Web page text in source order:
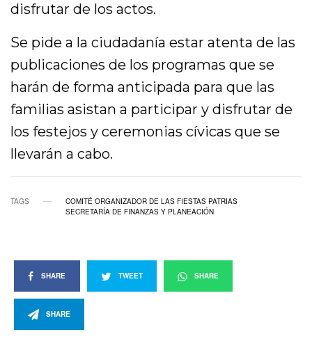
disfrutar de los actos.
Se pide a la ciudadanía estar atenta de las
publicaciones de los programas que se
harán de forma anticipada para que las
familias asistan a participar y disfrutar de
los festejos y ceremonias cívicas que se
llevarán a cabo.
TAGS
COMITÉ ORGANIZADOR DE LAS FIESTAS PATRIAS
SECRETARÍA DE FINANZAS Y PLANEACIÓN
SHARE TWEET SHARE
SHARE